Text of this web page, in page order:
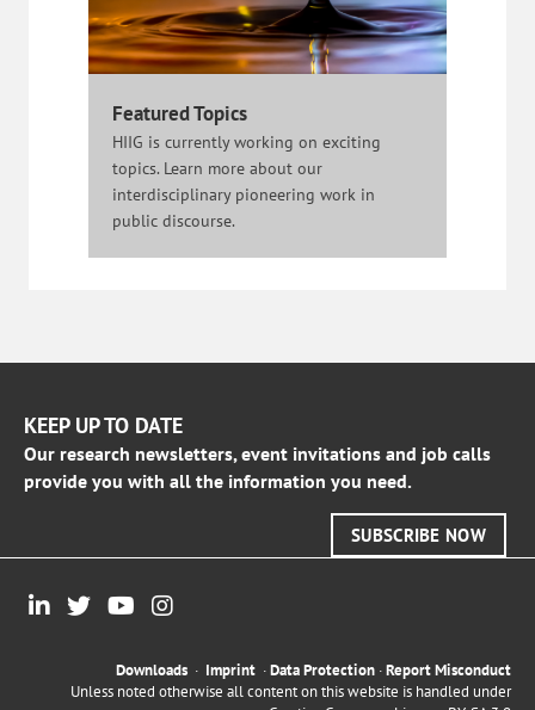
Featured Topics
HIIG is currently working on exciting
topics. Learn more about our
interdisciplinary pioneering work in
public discourse.
KEEP UP TO DATE
Our research newsletters, event invitations and job calls
provide you with all the information you need.
SUBSCRIBE NOW
Downloads · Imprint ·Data Protection ·Report Misconduct
Unless noted otherwise all content on this website is handled under